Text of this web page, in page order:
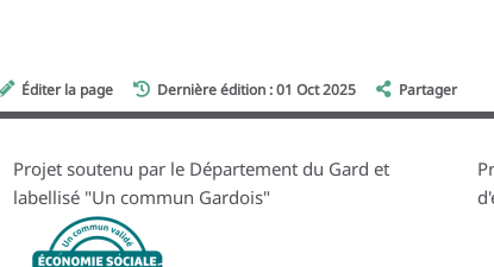
Éditer la page Dernière édition : 01 Oct 2025 Partager
Projet soutenu par le Département du Gard et
labellisé "Un commun Gardois"